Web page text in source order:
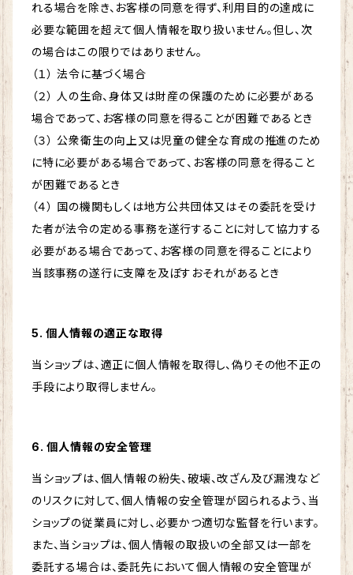
れる場合を除き、お客様の同意を得ず、利用目的の達成に
必要な範囲を超えて個人情報を取り扱いません。但し、次
の場合はこの限りではありません。
（１） 法令に基づく場合
（２） 人の生命、身体又は財産の保護のために必要がある
場合であって、お客様の同意を得ることが困難であるとき
（３） 公衆衛生の向上又は児童の健全な育成の推進のため
に特に必要がある場合であって、お客様の同意を得ること
が困難であるとき
（４） 国の機関もしくは地方公共団体又はその委託を受け
た者が法令の定める事務を遂行することに対して協力する
必要がある場合であって、お客様の同意を得ることにより
当該事務の遂行に支障を及ぼすおそれがあるとき
5. 個人情報の適正な取得
当ショップは、適正に個人情報を取得し、偽りその他不正の
手段により取得しません。
6. 個人情報の安全管理
当ショップは、個人情報の紛失、破壊、改ざん及び漏洩など
のリスクに対して、個人情報の安全管理が図られるよう、当
ショップの従業員に対し、必要かつ適切な監督を行います。
また、当ショップは、個人情報の取扱いの全部又は一部を
委託する場合は、委託先において個人情報の安全管理が